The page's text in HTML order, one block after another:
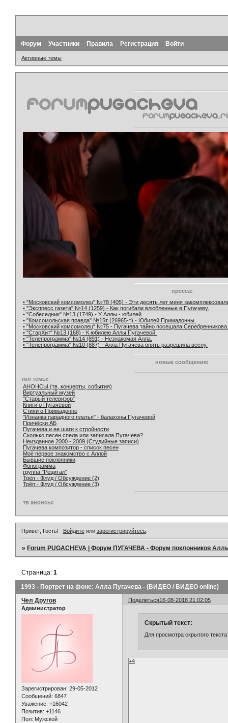
Форум Участники Правила Регистрация Войти
Активные темы
пресса:
• "Московский комсомолец" №78 (405) - Эти десять лет меня
• "Экспресс газета" №14 (1259) - Как погибали влюбленные в Пугачеву.
• "Собеседник" №13 (1749) - У Аллы - юбилей.
• "Комсомольская правда" №15т (26965-т) - Юбилей Примадонны.
• "Московский комсомолец" №75 - Пугачева тайно посещала Серебренникова.
• "СтарХит" №13 (168) - К юбилею Аллы Пугачевой.
• "Телепрограмма" №14 (891) - Незнакомая Алла.
• "Телепрограмма" №10 (887) - Алла Пугачева опять разрешила весну.
новые сообщения:
топ темы:
АНОНСЫ (тв, концерты, события)
Виртуальный музей
"Старый телевизор"
Книги о Пугачевой
Стихи о Примадонне
"Изнанка парадного платья" - балахоны Пугачевой
Причёски АБ
Пугачева и ее шаги к стройности
Сколько песен спела или записала Пугачева?
Неизданное 2000 - 2009 (Студийные записи)
Пугачева композитор - список песен
Моё первое знакомство с Аллой
Бывшие поклонники
Фонограмма
группа "Рецитал"
Трёп - Флуд / Обсуждение (2)
Трёп - Флуд / Обсуждение (3)
тв анонсы:
Привет, Гость! Войдитеили зарегистрируйтесь.
»Forum PUGACHEVA | Форум ПУГАЧЕВА - Форум поклонников
1993 - Портрет на фоне: Алла Пугачева - (ВИДЕО / ВИДЕО online)
Страница:1
Поделиться16-08-2018 21:02:05
Чел Другов
Администратор
Зарегистрирован: 29-05-2012
Сообщений: 6847
Уважение: +16042
Позитив: +1146
Пол: Мужской
Скрытый текст:
Для просмотра скрытого
+4